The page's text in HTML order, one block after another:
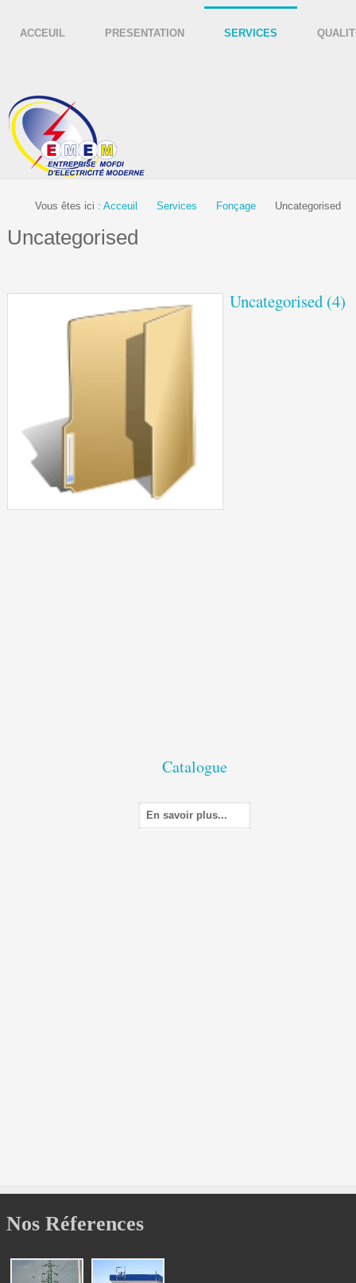
ACCEUIL PRESENTATION SERVICES
Vous êtes ici : Acceuil Services Fonçage Uncategorised
Uncategorised
Uncategorised (4)
Catalogue
En savoir plus...
Nos Réferences